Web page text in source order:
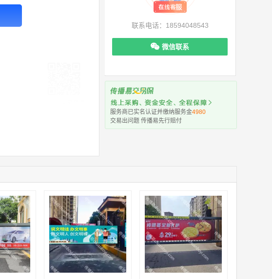
联系电话：18594048543
微信联系
服务商已实名认证并缴纳服务金4980
交易出问题 传播易先行赔付